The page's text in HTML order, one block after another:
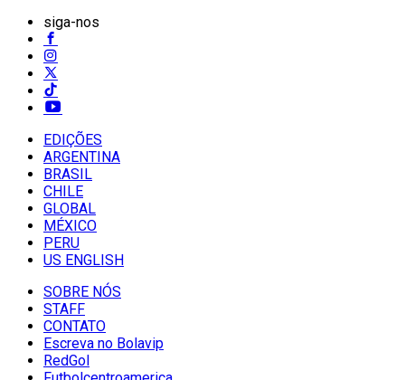
siga-nos
EDIÇÕES
ARGENTINA
BRASIL
CHILE
GLOBAL
MÉXICO
PERU
US ENGLISH
SOBRE NÓS
STAFF
CONTATO
Escreva no Bolavip
RedGol